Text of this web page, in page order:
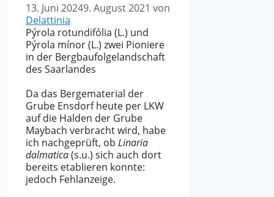
13. Juni 20249. August 2021 von
Delattinia
Pýrola rotundifólia (L.) und
Pýrola mínor (L.) zwei Pioniere
in der Bergbaufolgelandschaft
des Saarlandes
Da das Bergematerial der
Grube Ensdorf heute per LKW
auf die Halden der Grube
Maybach verbracht wird, habe
ich nachgeprüft, ob Linaria
dalmatica(s.u.) sich auch dort
bereits etablieren konnte:
jedoch Fehlanzeige.